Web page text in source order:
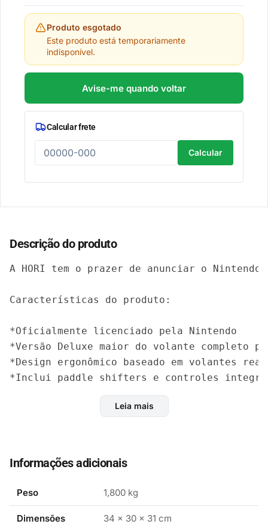
Produto esgotado
Este produto está temporariamente
indisponível.
Avise-me quando voltar
Calcular frete
Calcular
Descrição do produto
A HORI tem o prazer de anunciar o
Características do produto:
*Oficialmente licenciado pela Nintendo
*Versão Deluxe maior do volante
*Design ergonômico baseado em volantes
*Inclui paddle shifters e controles
Leia mais
Informações adicionais
Peso 1,800 kg
Dimensões 34 × 30 × 31 cm